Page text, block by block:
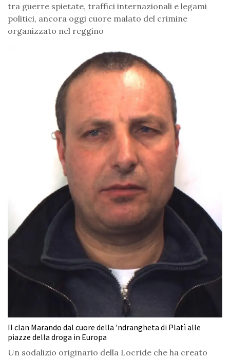
tra guerre spietate, traffici internazionali e legami
politici, ancora oggi cuore malato del crimine
organizzato nel reggino
Il clan Marando dal cuore della 'ndrangheta di Platì alle
piazze della droga in Europa
Un sodalizio originario della Locride che ha creato